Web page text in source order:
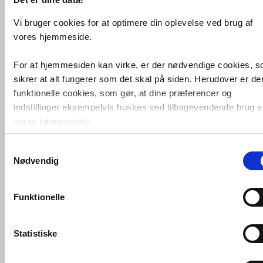
Vi bruger cookies for at optimere din oplevelse ved brug af
vores hjemmeside.
For at hjemmesiden kan virke, er der nødvendige cookies,
sikrer at alt fungerer som det skal på siden. Herudover er
funktionelle cookies, som gør, at dine præferencer og
indstillinger eksempelvis huskes ved tilbagevendende brug
vores hjemmeside.
Foruden nødvendige og funktionelle cookies er der
cookies. Disse bruger vi bl.a. til at måle trafik, omsætning,
marketingcookies, som vi bruger til at målrette vores
markedsføring med henblik på annonceindhold, som giver
Nødvendig
Funktionelle
Statistiske
Beslagsboden lille krog - Matsort
Levering 1-2 dage
39,- Køb